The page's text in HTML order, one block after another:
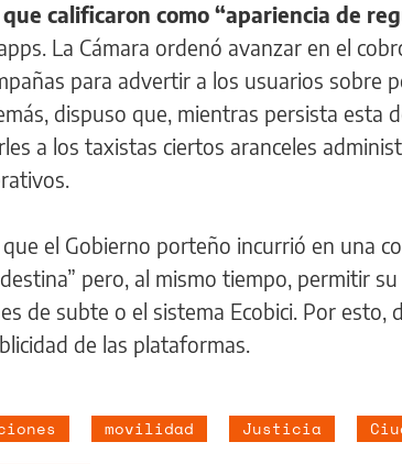
calificaron como “apariencia de
La Cámara ordenó avanzar en el
para advertir a los usuarios sobre
dispuso que, mientras persista esta
a los taxistas ciertos aranceles
el Gobierno porteño incurrió en una
pero, al mismo tiempo, permitir
de subte o el sistema Ecobici. Por esto,
de las plataformas.
movilidad Justicia